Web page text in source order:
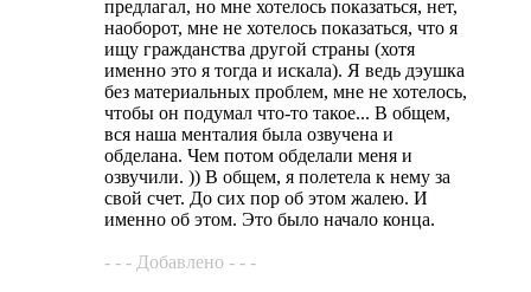
предлагал, но мне хотелось показаться, нет,
наоборот, мне не хотелось показаться, что я
ищу гражданства другой страны (хотя
именно это я тогда и искала). Я ведь дэушка
без материальных проблем, мне не хотелось,
чтобы он подумал что-то такое... В общем,
вся наша менталия была озвучена и
обделана. Чем потом обделали меня и
озвучили. )) В общем, я полетела к нему за
свой счет. До сих пор об этом жалею. И
именно об этом. Это было начало конца.
- - - Добавлено - - -